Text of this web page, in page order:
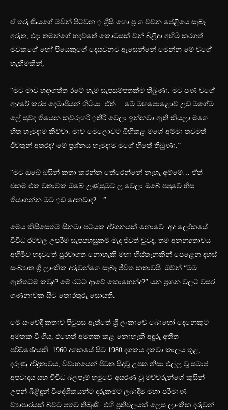
ඒ තරුණියගේ මුවින් පිටවන ඉංග්‍රීසි හෝ ප්‍රංශ වචන පේළියේ සැබෑ
අරුත, එදා තමන්ගේ හදවතේ කොටසක් වන් බිළිඳා අහිමි කරගත්
මවකගේ හෝ පියෙකුගේ දෙසවනට ඇසෙන්නේ මෙන්න මේ වගේ
හැඟීමකින්,
“මට මාව හදාගත්ත රටේ හැම සැපසම්පතක්ම තිබුණා. මට පණ වගේ
ආදරේ කරපු දෙමාපියන් හිටියා. ඒත්… මේ මහපොළොව උඩ මගේම
ලේ සුවඳ තියෙන කවුරුහරි ඉතිරි වෙලා ඉන්නවා ඇති කියලා මගේ
හිත හැමදාම කිව්වා. මාව මෙලොවට බිහිකළ මගේ අම්මා තවමත්
ජීවතුන් අතරද? මේ ප්‍රශ්නය හැමදාම මගේ හිතේ තිබුණා.”
“මට ඔබේ බසින් කතා කරන්න තේරෙන්නේ නැහැ අම්මේ… ඒත්
එකම එක වතාවක් ඔබේ උණුසුමට ලංවෙලා ඔබේ පපුවේ හිස
තියාගන්න මට ඉඩ දෙනවාද?…”
මෙය කිසිසේත්ම සිනමා පටයක දර්ශනයක් නොවේ. අද ලෝකයේ
විවිධ රටවල උපරිම සැපපහසුකම් මැද ජීවත් වුවද, තම අනන්‍යතාවය
අහිමිව හදවතේ පුරවාගත නොහැකි මහා හිස්තැනකින් පෙළෙන දහස්
සංඛ්‍යාත ශ්‍රී ලාංකික දරුවන්ගේ සැබෑ ජීවිත කතාවයි. ඔවුන් “මම
ඇත්තටම කවුද? මේ රටට ආවේ කොහෙන්ද?” යන ප්‍රශ්න වලට වසර
ගණනාවක සිට තොරතුරු සොයති.
මේ සංවේදී කතාව පිටුපස ඇත්තේ ශ්‍රී ලංකාවේ බොහෝ දෙනෙකුට
අමතක වී ගිය, එහෙත් අමතක කළ නොහැකි අඳුරු අතීත
පරිච්ඡේදයකි. 1960 දශකයේ සිට 1980 දශකය දක්වා කාලය තුළ,
දරුණු දරිද්‍රතාවය, විවාහයෙන් පිටත සිදුවූ උපත් නිසා එල්ල වූ සමාජ
අපවාදය සහ විවිධ බලපෑම් හමුවේ අසරණ වූ මව්වරුන්ගේ කුසින්
උපන් බිළිඳුන් විදේශිකයන්ට දරුකමට ලබාදීම මහා පරිමාණ
ව්‍යාපාරයක් බවට පත්ව තිබුණි. එහි ප්‍රතිඵලයක් ලෙස ලාංකික දරුවන්